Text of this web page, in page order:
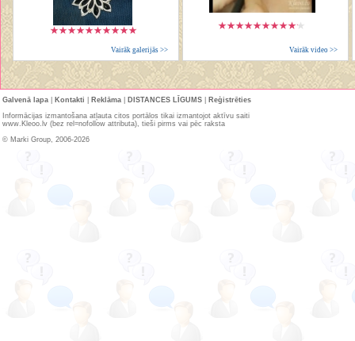
Vairāk galerijās >> Vairāk video >>
Galvenā lapa Kontakti Reklāma DISTANCES LĪGUMS
Reģistrēties
Informācijas izmantošana atļauta citos portālos tikai izmantojot aktīvu saiti
www.Kleoo.lv (bez rel=nofollow attributa), tieši pirms vai pēc raksta
© Marki Group, 2006-2026